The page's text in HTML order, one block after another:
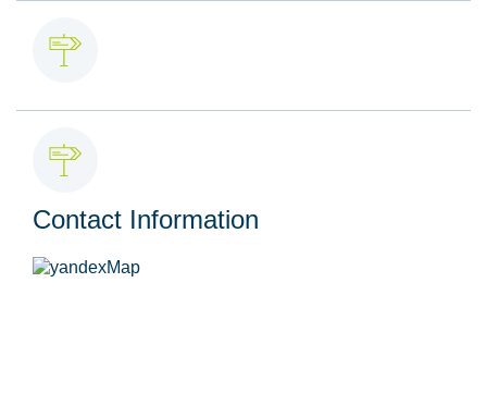
Contact Information